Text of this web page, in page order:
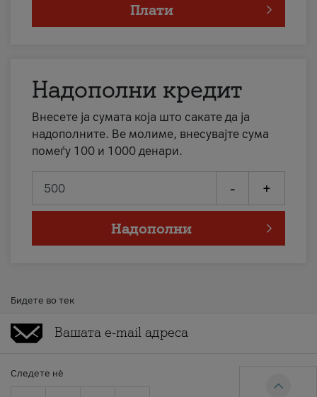
Плати
Надополни кредит
Внесете ја сумата која што сакате да ја
надополните. Ве молиме, внесувајте сума
помеѓу 100 и 1000 денари.
- +
Надополни
Бидете во тек
Следете нè